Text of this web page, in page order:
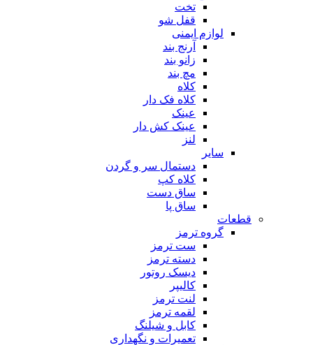
تخت
قفل شو
لوازم ایمنی
آرنج بند
زانو بند
مچ بند
کلاه
کلاه فک دار
عینک
عینک کش دار
لنز
سایر
دستمال سر و گردن
کلاه کپ
ساق دست
ساق پا
قطعات
گروه ترمز
ست ترمز
دسته ترمز
دیسک روتور
کالیپر
لنت ترمز
لقمه ترمز
کابل و شیلنگ
تعمیرات و نگهداری